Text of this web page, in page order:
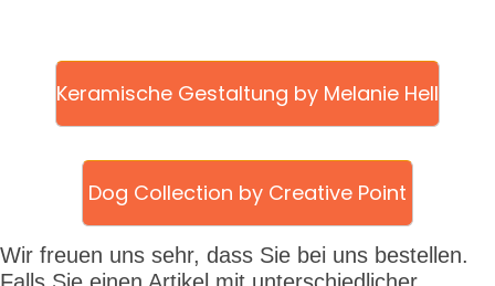
Keramische Gestaltung by Melanie Hell
Dog Collection by Creative Point
Wir freuen uns sehr, dass Sie bei uns bestellen.